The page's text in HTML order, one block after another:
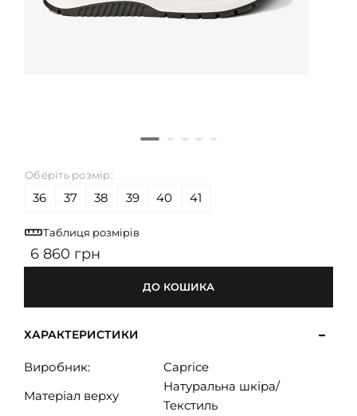
Оберіть розмір:
36 37 38 39 40 41
Таблиця розмірів
6 860 грн
ДО КОШИКА
ХАРАКТЕРИСТИКИ
Виробник:
Caprice
Матеріал верху
Натуральна шкіра/
Текстиль